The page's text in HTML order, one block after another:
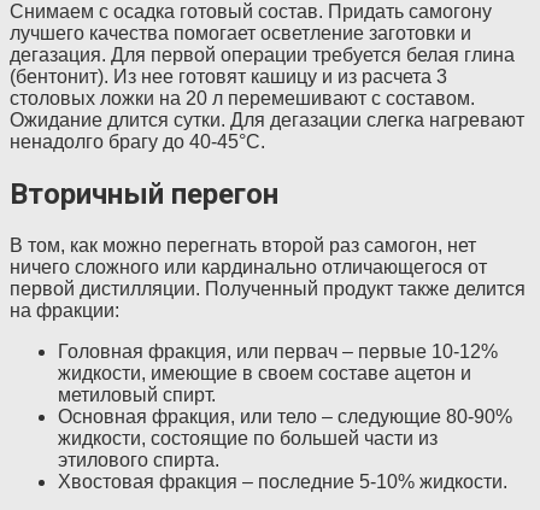
Снимаем с осадка готовый состав. Придать самогону
лучшего качества помогает осветление заготовки и
дегазация. Для первой операции требуется белая глина
(бентонит). Из нее готовят кашицу и из расчета 3
столовых ложки на 20 л перемешивают с составом.
Ожидание длится сутки. Для дегазации слегка нагревают
ненадолго брагу до 40-45°С.
Вторичный перегон
В том, как можно перегнать второй раз самогон, нет
ничего сложного или кардинально отличающегося от
первой дистилляции. Полученный продукт также делится
на фракции:
Головная фракция, или первач – первые 10-12%
жидкости, имеющие в своем составе ацетон и
метиловый спирт.
Основная фракция, или тело – следующие 80-90%
жидкости, состоящие по большей части из
этилового спирта.
Хвостовая фракция – последние 5-10% жидкости.